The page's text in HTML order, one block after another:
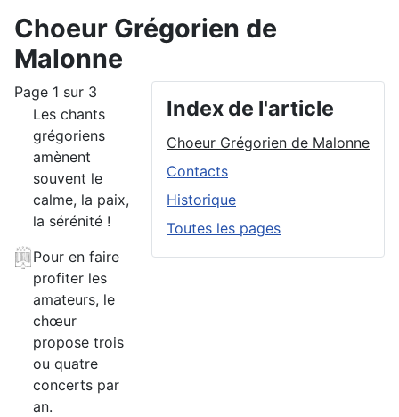
Choeur Grégorien de
Malonne
Index de l'article
Choeur Grégorien de Malonne
Contacts
Historique
Toutes les pages
Page 1 sur 3
Les chants
grégoriens
amènent
souvent le
calme, la paix,
la sérénité !
Pour en faire
profiter les
amateurs, le
chœur
propose trois
ou quatre
concerts par
an.